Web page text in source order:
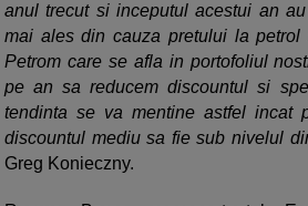
anul trecut si inceputul acestui an
mai ales din cauza pretului la petrol
Petrom care se afla in portofoliul
pe an sa reducem discountul si
tendinta se va mentine astfel incat
discountul mediu sa fie sub nivelul
Greg Konieczny.